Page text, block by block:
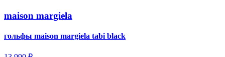
maison margiela
гольфы maison margiela tabi black